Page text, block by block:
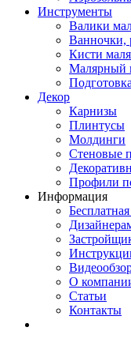
Инструменты
Валики
Ванночки,
Кисти
Малярный
Декор
Карнизы
Плинтусы
Молдинги
Стеновые
Профили
Информация
О
Статьи
Контакты